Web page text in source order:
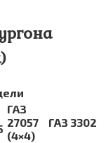
ГАЗ
27057
(4×4)
ГАЗ 3302